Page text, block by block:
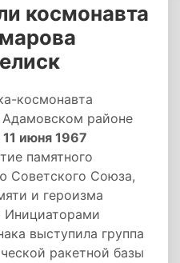
космонавта
космонавта
районе
11 июня 1967
памятного
Советского Союза,
и героизма
Инициаторами
выступила группа
ракетной базы